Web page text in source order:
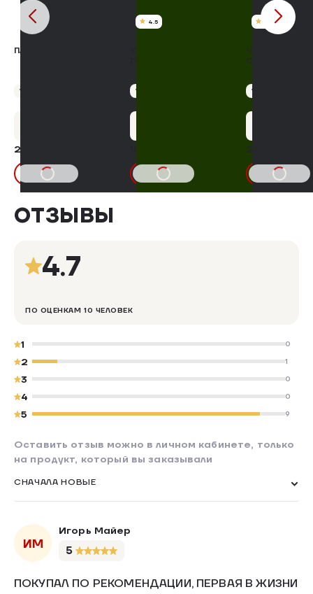
ПАРМЕЗАН КОЛОТЫЙ
Упаковка 80 г
212,20 ₽
В КОРЗИНУ
4.5
Упаковка 400 г
В КОРЗИНУ
ЧЕЧИЛ-ЛАПША
СЛИВОЧНЫЙ
Упаковка 150 г
275,00 ₽
В КОРЗИНУ
ОТЗЫВЫ
СНАЧАЛА НОВЫЕ
ИМ
Игорь Майер
5
ПОКУПАЛ ПО РЕКОМЕНДАЦИИ, ПЕРВАЯ В ЖИЗНИ
4.7
ПО ОЦЕНКАМ 10 ЧЕЛОВЕК
1 0
2 1
3 0
4 0
5 9
Оставить отзыв можно в личном кабинете, только
на продукт, который вы заказывали